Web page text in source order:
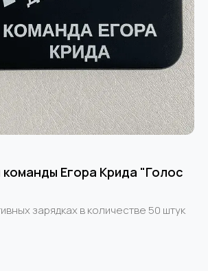
Егора Крида "Голос
зарядках в количестве 50 штук